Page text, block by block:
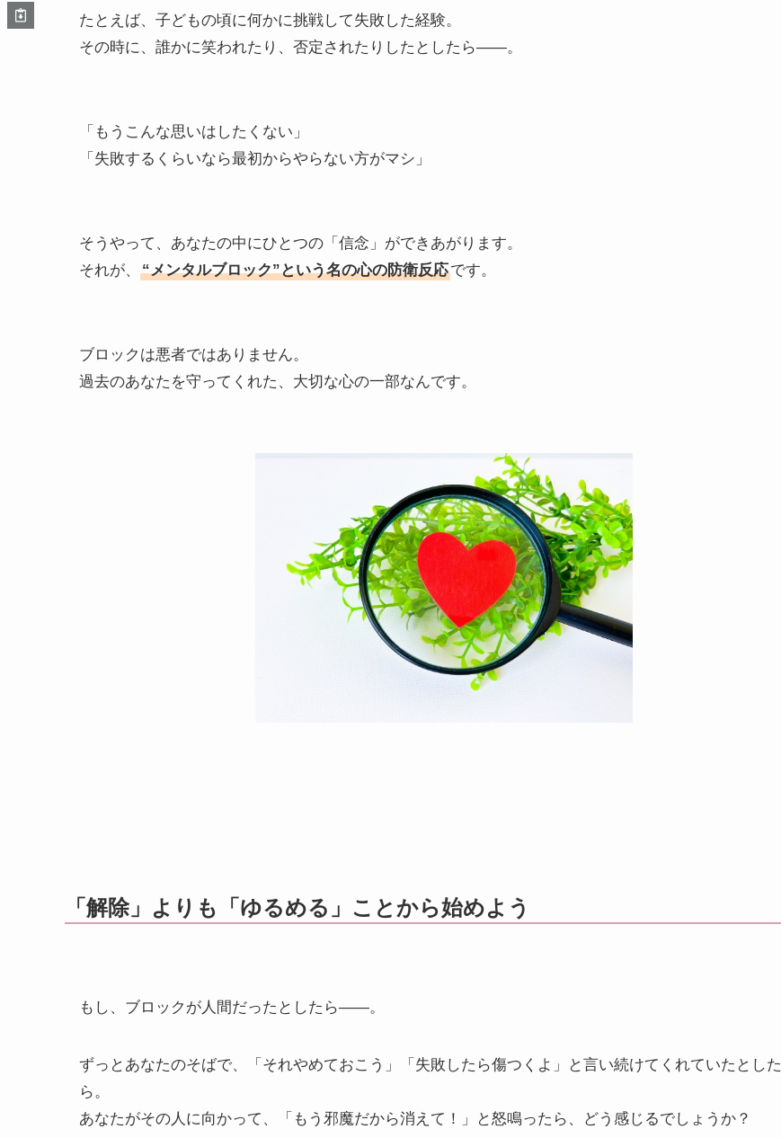
たとえば、子どもの頃に何かに挑戦して失敗した経験。
その時に、誰かに笑われたり、否定されたりしたとしたら――。
「もうこんな思いはしたくない」
「失敗するくらいなら最初からやらない方がマシ」
そうやって、あなたの中にひとつの「信念」ができあがります。
それが、
“メンタルブロック”という名の心の防衛反応です。
ブロックは悪者ではありません。
過去のあなたを守ってくれた、大切な心の一部なんです。
「解除」よりも「ゆるめる」ことから始めよう
もし、ブロックが人間だったとしたら――。
ずっとあなたのそばで、「それやめておこう」「失敗したら傷つくよ」と言い続けてくれていたとした
ら。
あなたがその人に向かって、「もう邪魔だから消えて！」と怒鳴ったら、どう感じるでしょうか？